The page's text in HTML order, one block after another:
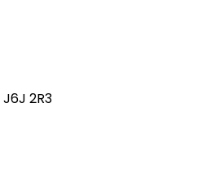
J6J 2R3